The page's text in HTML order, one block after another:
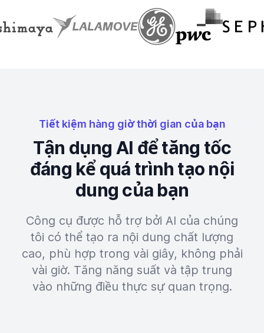
Tiết kiệm hàng giờ thời gian của bạn
Tận dụng AI để tăng tốc
đáng kể quá trình tạo nội
dung của bạn
Công cụ được hỗ trợ bởi AI của chúng
tôi có thể tạo ra nội dung chất lượng
cao, phù hợp trong vài giây, không phải
vài giờ. Tăng năng suất và tập trung
vào những điều thực sự quan trọng.